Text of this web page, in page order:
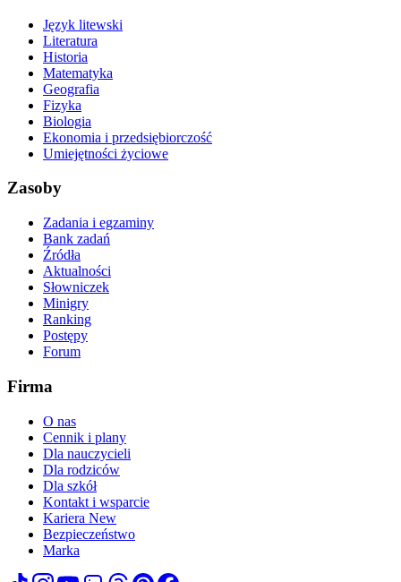
Język litewski
Literatura
Historia
Matematyka
Geografia
Fizyka
Biologia
Ekonomia i przedsiębiorczość
Umiejętności życiowe
Zasoby
Zadania i egzaminy
Bank zadań
Źródła
Aktualności
Słowniczek
Minigry
Ranking
Postępy
Forum
Firma
O nas
Cennik i plany
Dla nauczycieli
Dla rodziców
Dla szkół
Kontakt i wsparcie
Kariera New
Bezpieczeństwo
Marka